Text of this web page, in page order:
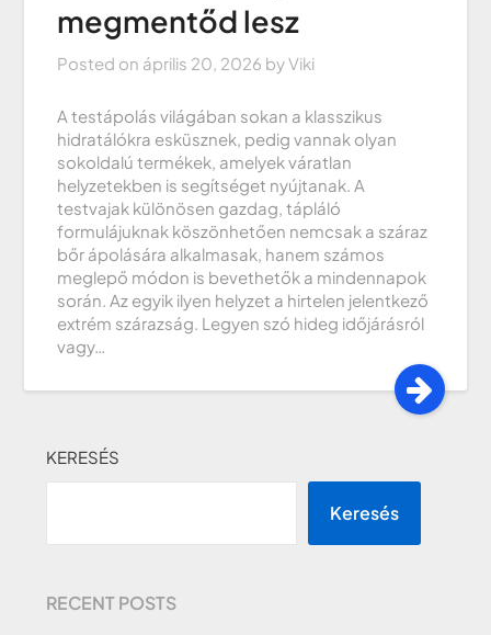
megmentőd lesz
Posted on április 20, 2026 byViki
A testápolás világában sokan a klasszikus
hidratálókra esküsznek, pedig vannak olyan
sokoldalú termékek, amelyek váratlan
helyzetekben is segítséget nyújtanak. A
testvajak különösen gazdag, tápláló
formulájuknak köszönhetően nemcsak a száraz
bőr ápolására alkalmasak, hanem számos
meglepő módon is bevethetők a mindennapok
során. Az egyik ilyen helyzet a hirtelen jelentkező
extrém szárazság. Legyen szó hideg időjárásról
vagy…
KERESÉS
Keresés
RECENT POSTS